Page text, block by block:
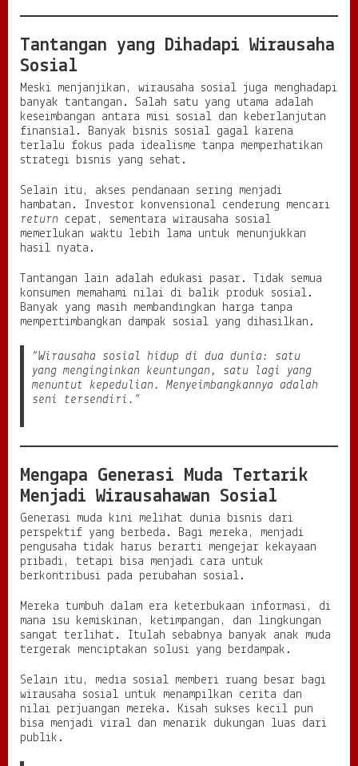
Tantangan yang Dihadapi Wirausaha
Sosial
Meski menjanjikan, wirausaha sosial juga menghadapi
banyak tantangan. Salah satu yang utama adalah
keseimbangan antara misi sosial dan keberlanjutan
finansial. Banyak bisnis sosial gagal karena
terlalu fokus pada idealisme tanpa memperhatikan
strategi bisnis yang sehat.
Selain itu, akses pendanaan sering menjadi
hambatan. Investor konvensional cenderung mencari
return cepat, sementara wirausaha sosial
memerlukan waktu lebih lama untuk menunjukkan
hasil nyata.
Tantangan lain adalah edukasi pasar. Tidak semua
konsumen memahami nilai di balik produk sosial.
Banyak yang masih membandingkan harga tanpa
mempertimbangkan dampak sosial yang dihasilkan.
“Wirausaha sosial hidup di dua dunia: satu
yang menginginkan keuntungan, satu lagi yang
menuntut kepedulian. Menyeimbangkannya adalah
seni tersendiri.”
Mengapa Generasi Muda Tertarik
Menjadi Wirausahawan Sosial
Generasi muda kini melihat dunia bisnis dari
perspektif yang berbeda. Bagi mereka, menjadi
pengusaha tidak harus berarti mengejar kekayaan
pribadi, tetapi bisa menjadi cara untuk
berkontribusi pada perubahan sosial.
Mereka tumbuh dalam era keterbukaan informasi, di
mana isu kemiskinan, ketimpangan, dan lingkungan
sangat terlihat. Itulah sebabnya banyak anak muda
tergerak menciptakan solusi yang berdampak.
Selain itu, media sosial memberi ruang besar bagi
wirausaha sosial untuk menampilkan cerita dan
nilai perjuangan mereka. Kisah sukses kecil pun
bisa menjadi viral dan menarik dukungan luas dari
publik.